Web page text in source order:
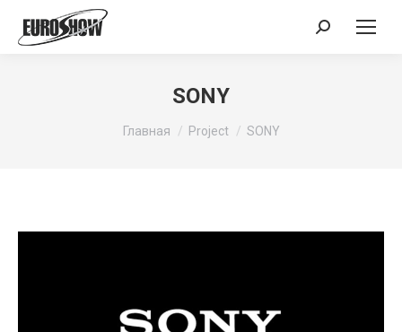
Поиск:
SONY
Вы здесь:
Главная Project SONY